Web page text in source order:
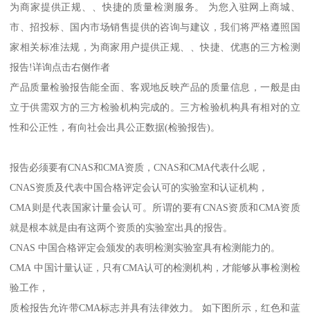
为商家提供正规、、快捷的质量检测服务。 为您入驻网上商城、
市、招投标、国内市场销售提供的咨询与建议，我们将严格遵照国
家相关标准法规，为商家用户提供正规、、快捷、优惠的三方检测
报告!详询点击右侧作者
产品质量检验报告能全面、客观地反映产品的质量信息，一般是由
立于供需双方的三方检验机构完成的。三方检验机构具有相对的立
性和公正性，有向社会出具公正数据(检验报告)。
报告必须要有CNAS和CMA资质，CNAS和CMA代表什么呢，
CNAS资质及代表中国合格评定会认可的实验室和认证机构，
CMA则是代表国家计量会认可。所谓的要有CNAS资质和CMA资质
就是根本就是由有这两个资质的实验室出具的报告。
CNAS 中国合格评定会颁发的表明检测实验室具有检测能力的。
CMA 中国计量认证，只有CMA认可的检测机构，才能够从事检测检
验工作，
质检报告允许带CMA标志并具有法律效力。 如下图所示，红色和蓝